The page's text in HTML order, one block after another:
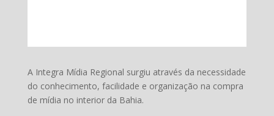
A Integra Mídia Regional surgiu através da necessidade
do conhecimento, facilidade e organização na compra
de mídia no interior da Bahia.